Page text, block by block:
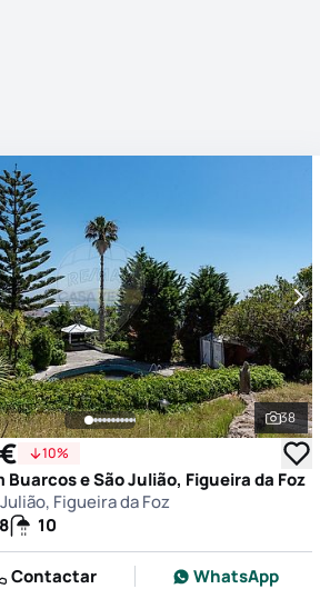
Ver
38
10%
Buarcos e São Julião, Figueira da Foz
Figueira da Foz
8 10
Contactar WhatsApp